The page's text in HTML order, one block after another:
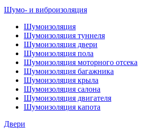
Шумо- и виброизоляция
Шумоизоляция
Шумоизоляция туннеля
Шумоизоляция двери
Шумоизоляция пола
Шумоизоляция моторного отсека
Шумоизоляция багажника
Шумоизоляция крыла
Шумоизоляция салона
Шумоизоляция двигателя
Шумоизоляция капота
Двери